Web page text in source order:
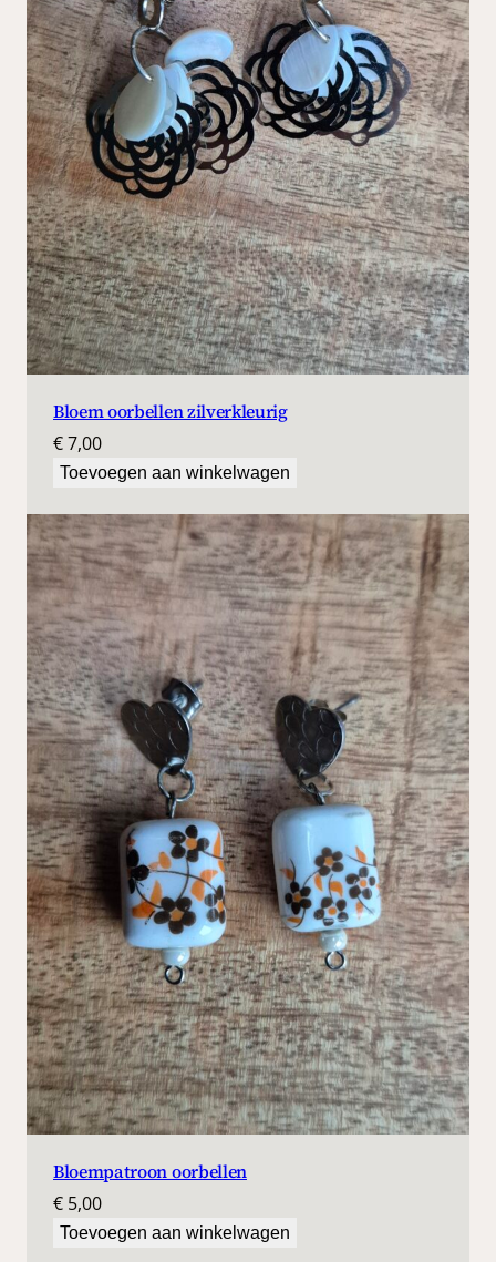
Bloem oorbellen zilverkleurig
€7,00
Toevoegen aan winkelwagen
Bloempatroon oorbellen
€ 5,00
Toevoegen aan winkelwagen